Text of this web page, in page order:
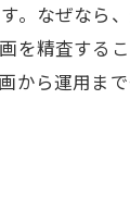
管理手法を解
の安全対策
す業務効率化
。なぜなら
を精査する
ら運用ま